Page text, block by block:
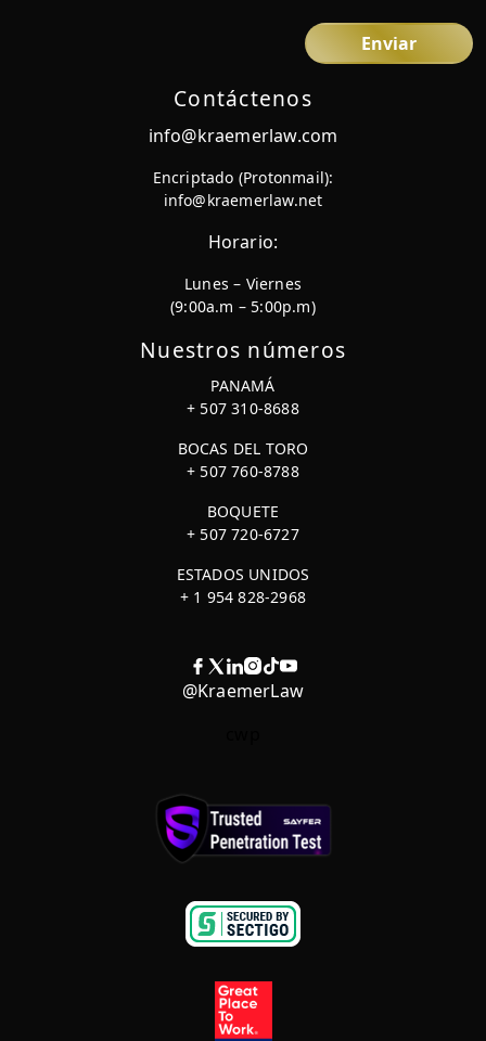
Contáctenos
info@kraemerlaw.com
Encriptado (Protonmail):
info@kraemerlaw.net
Horario:
Lunes – Viernes
(9:00a.m – 5:00p.m)
Nuestros números
PANAMÁ
+ 507 310-8688
BOCAS DEL TORO
+ 507 760-8788
BOQUETE
+ 507 720-6727
ESTADOS UNIDOS
+ 1 954 828-2968
@KraemerLaw